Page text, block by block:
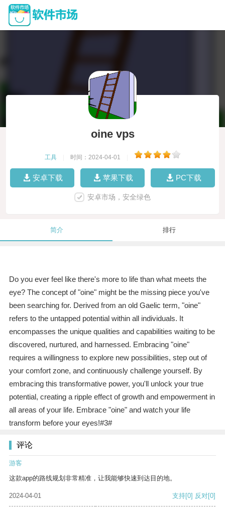
oine vps
工具 时间：2024-04-01
安卓下载 苹果下载 PC下载
安卓市场，安全绿色
简介 排行
Do you ever feel like there's more to life than what meets the
eye? The concept of "oine" might be the missing piece you've
been searching for. Derived from an old Gaelic term, "oine"
refers to the untapped potential within all individuals. It
encompasses the unique qualities and capabilities waiting to be
discovered, nurtured, and harnessed. Embracing "oine"
requires a willingness to explore new possibilities, step out of
your comfort zone, and continuously challenge yourself. By
embracing this transformative power, you'll unlock your true
potential, creating a ripple effect of growth and empowerment in
all areas of your life. Embrace "oine" and watch your life
transform before your eyes!#3#
评论
游客
这款app的路线规划非常精准，让我能够快速到达目的地。
2024-04-01 支持[0] 反对[0]